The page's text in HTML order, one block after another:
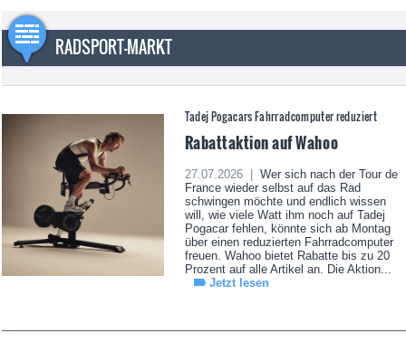
RADSPORT-MARKT
Tadej Pogacars Fahrradcomputer reduziert
Rabattaktion auf Wahoo
27.07.2026 |
Wer sich nach der Tour de
France wieder selbst auf das Rad
schwingen möchte und endlich wissen
will, wie viele Watt ihm noch auf Tadej
Pogacar fehlen, könnte sich ab Montag
über einen reduzierten Fahrradcomputer
freuen. Wahoo bietet Rabatte bis zu 20
Prozent auf alle Artikel an. Die Aktion...
Jetzt lesen